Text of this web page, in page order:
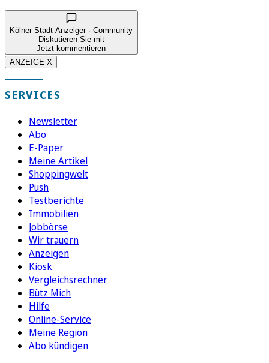
Kölner Stadt-Anzeiger · Community
Diskutieren Sie mit
Jetzt kommentieren
ANZEIGE X
SERVICES
Newsletter
Abo
E-Paper
Meine Artikel
Shoppingwelt
Push
Testberichte
Immobilien
Jobbörse
Wir trauern
Anzeigen
Kiosk
Vergleichsrechner
Bütz Mich
Hilfe
Online-Service
Meine Region
Abo kündigen